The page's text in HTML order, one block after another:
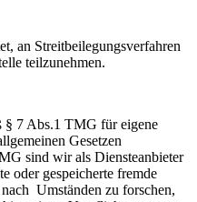
an Streitbeilegungsverfahren
teilzunehmen.
§ 7 Abs.1 TMG für eigene
Gesetzen
sind wir als Diensteanbieter
oder gespeicherte fremde
Umständen zu forschen,